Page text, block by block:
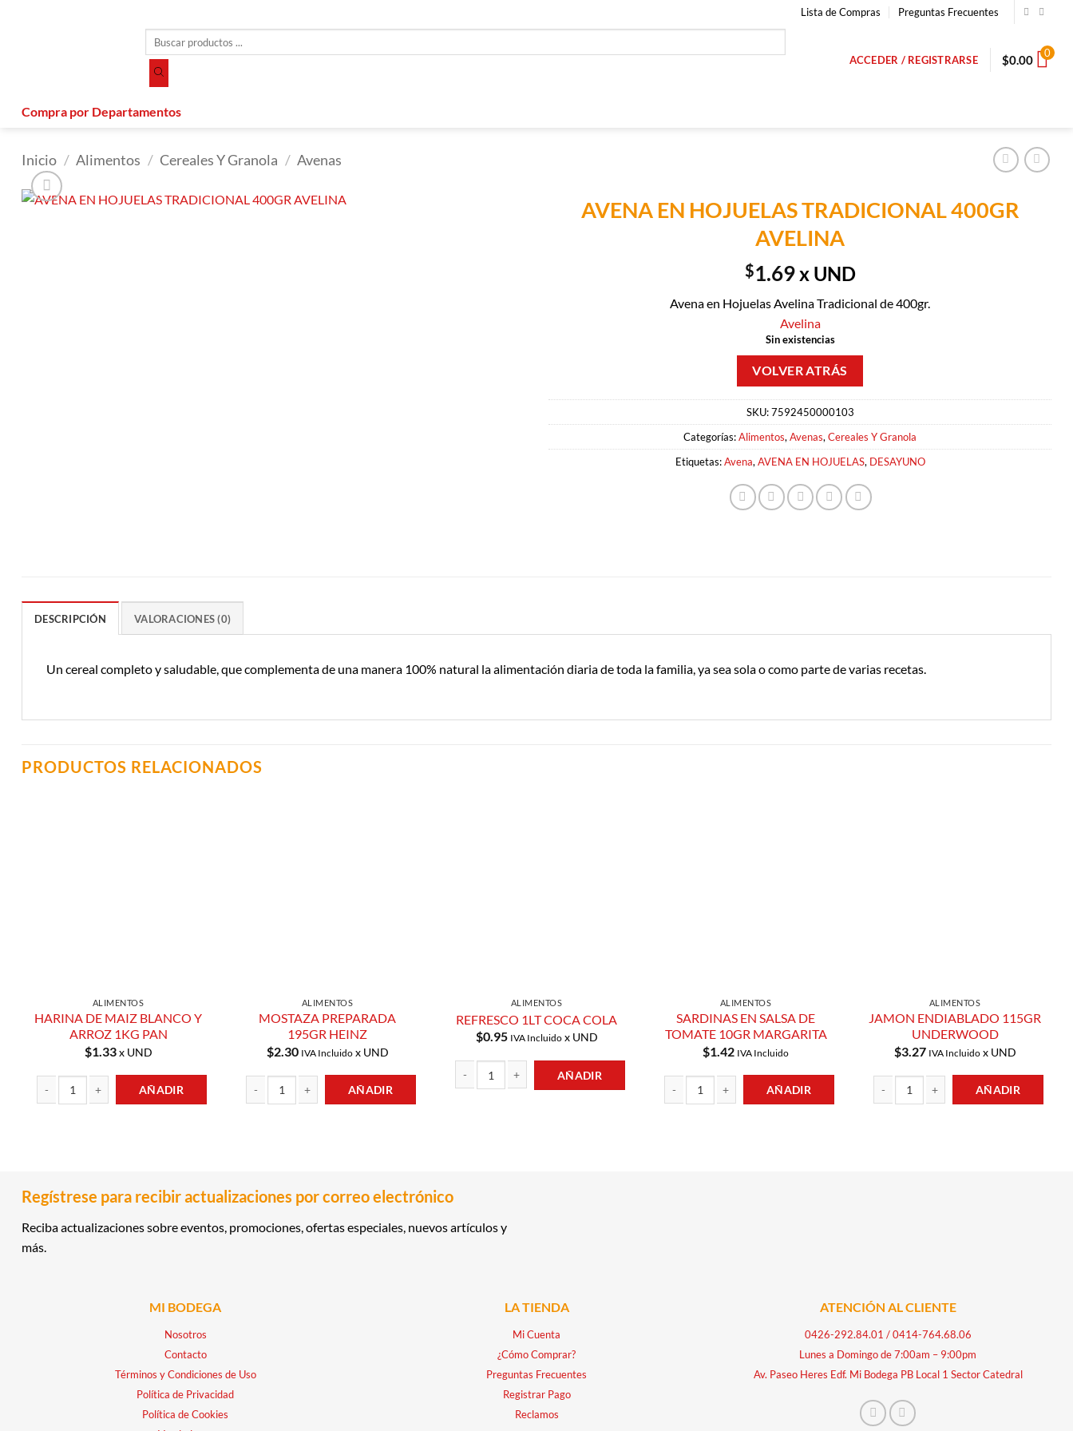
Lista de Compras Preguntas Frecuentes
productos
ACCEDER / REGISTRARSE $0.00 0
Compra por Departamentos
Inicio / Alimentos / Cereales Y Granola / Avenas
AVENA EN HOJUELAS TRADICIONAL 400GR
AVELINA
$1.69x UND
Avena en Hojuelas Avelina Tradicional de 400gr.
Avelina
Sin existencias
SKU:7592450000103
Categorías:Alimentos, Avenas, Cereales Y Granola
Etiquetas:Avena, AVENA EN HOJUELAS, DESAYUNO
DESCRIPCIÓN VALORACIONES (0)
Un cereal completo y saludable, que complementa de una manera 100% natural la alimentación diaria de toda la familia, ya sea sola o como parte de varias recetas.
PRODUCTOS RELACIONADOS
ALIMENTOS
HARINA DE MAIZ BLANCO Y
ARROZ 1KG PAN
$1.33x UND
AÑADIR
ALIMENTOS
MOSTAZA PREPARADA
195GR HEINZ
$2.30 IVA Incluidox UND
AÑADIR
ALIMENTOS
REFRESCO 1LT COCA COLA
$0.95 IVA Incluidox UND
AÑADIR
ALIMENTOS
SARDINAS EN SALSA DE
TOMATE 10GR MARGARITA
$1.42 IVA Incluido
AÑADIR
ALIMENTOS
JAMON ENDIABLADO 115GR
UNDERWOOD
$3.27 IVA Incluidox UND
AÑADIR
Regístrese para recibir actualizaciones por correo electrónico
Reciba actualizaciones sobre eventos, promociones, ofertas especiales, nuevos artículos y
más.
MI BODEGA
Nosotros
Contacto
Términos y Condiciones de Uso
Política de Privacidad
Política de Cookies
LA TIENDA
Mi Cuenta
¿Cómo Comprar?
Preguntas Frecuentes
Registrar Pago
Reclamos
ATENCIÓN AL CLIENTE
0426-292.84.01 /0414-764.68.06
Lunes a Domingo de 7:00am – 9:00pm
Av. Paseo Heres Edf. Mi Bodega PB Local 1 Sector Catedral